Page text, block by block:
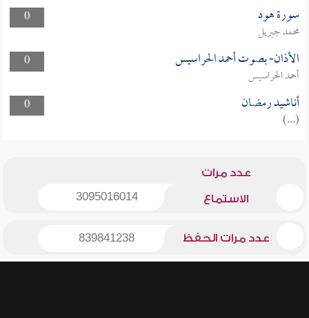
0
سورة هود
محمد جبريل
0
الأذان- بصوت أحمد الحراسيس
أحمد الحراسيس
0
أناشيد رمضان
(...)
عدد مرات
الاستماع 3095016014
عدد مرات الحفظ 839841238